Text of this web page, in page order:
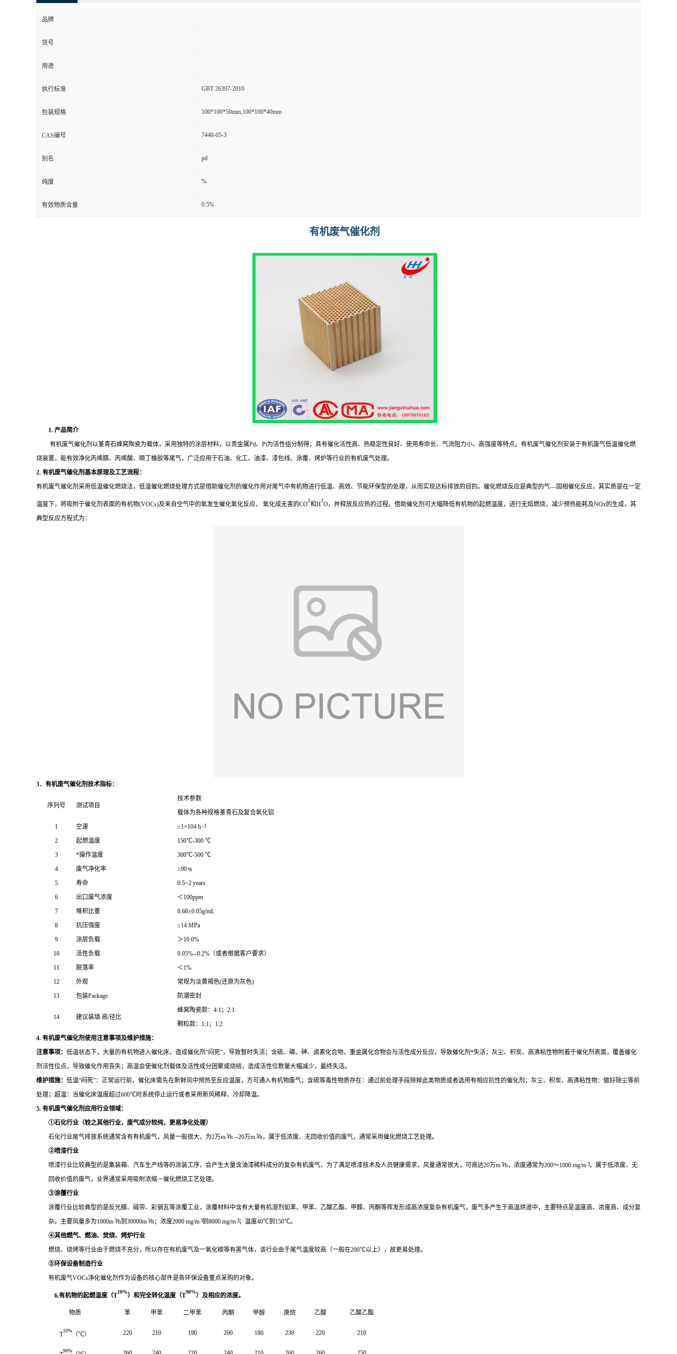
品牌
货号
用途
执行标准 GBT 26397-2010
包装规格 100*100*50mm,100*100*40mm
CAS编号 7440-05-3
别名 pd
纯度 %
有效物质含量 0.5%
有机废气催化剂
1. 产品简介
有机废气催化剂以堇青石蜂窝陶瓷为载体，采用独特的涂层材料，以贵金属Pd、Pt为活性组分制得；具有催化活性高、热稳定性良好、使用寿命长、气流阻力小、高强度等特点。有机废气催化剂安装于有机废气低温催化燃
烧装置，能有效净化丙烯腈、丙烯酸、顺丁橡胶等尾气，广泛应用于石油、化工、油漆、漆包线、涂覆、烤炉等行业的有机废气处理。
2. 有机废气催化剂基本原理及工艺流程：
有机废气催化剂采用低温催化燃烧法，低温催化燃烧处理方式是借助催化剂的催化作用对尾气中有机物进行低温、高效、节能环保型的处理，从而实现达标排放的目的。催化燃烧反应是典型的气—固相催化反应，其实质是在一定
温度下，将吸附于催化剂表面的有机物(VOCs)及来自空气中的氧发生催化氧化反应， 氧化成无害的CO
2
和H
2
O，并释放反应热的过程。借助催化剂可大幅降低有机物的起燃温度，进行无焰燃烧，减少预热能耗及NOx的生成，其
典型反应方程式为：
3．有机废气催化剂技术指标：
序列号 测试项目
技术参数
载体为各种规格堇青石及复合氧化铝
1
空速 ≥1×104 h-1
2 起燃温度
150℃-300 ℃
3
*操作温度
300℃-500 ℃
4
废气净化率
≥90﹪
5
寿命
0.5~2 years
6
出口废气浓度
＜100ppm
7
堆积比重
0.68±0.05g/mL
8
抗压强度
≥14 MPa
9
涂层负载
＞10.0%
10
活性负载
0.05%--0.2%（或者根据客户要求）
11
脱落率
＜1%
12
外观
常规为淡黄褐色(还原为灰色)
13
包装Package 防潮密封
14 建议装填 高/径比
蜂窝陶瓷款：4:1；2:1
颗粒款：1:1；1:2
4. 有机废气催化剂使用注意事项及维护措施：
注意事项： 低温状态下，大量的有机物进入催化床，造成催化剂“闷死”，导致暂时失活；含硫、磷、砷、卤素化合物、重金属化合物会与活性成分反应，导致催化剂*失活；灰尘、积炭、高沸粘性物附着于催化剂表面，覆盖催化
剂活性位点，导致催化作用丧失；高温会使催化剂载体及活性成分团聚或烧结，造成活性位数量大幅减少，最终失活。
维护措施： 低温“闷死”：正常运行前，催化床需先在新鲜风中预热至反应温度，方可通入有机物废气；含硫等毒性物质存在：通过前处理手段除掉此类物质或者选用有相应抗性的催化剂；灰尘、积炭、高沸粘性物：做好除尘等前
处理；超温：当催化床温度超过600℃时系统停止运行或者采用新风稀释、冷却降温。
5. 有机废气催化剂应用行业领域：
①石化行业（较之其他行业，废气成分较纯，更易净化处理）
石化行业尾气排放系统通常含有有机废气，风量一般很大，为2万m3/h --20万m3/h，属于低浓度、无回收价值的废气，通常采用催化燃烧工艺处理。
②喷漆行业
喷漆行业比较典型的是集装箱、汽车生产线等的涂装工序，会产生大量含油漆稀料成分的复杂有机废气，为了满足喷漆技术及人员健康需求，风量通常很大，可高达20万m3/h，浓度通常为200～1000 mg/m3，属于低浓度、无
回收价值的废气，业界通常采用吸附浓缩－催化燃烧工艺处理。
③涂覆行业
涂覆行业比较典型的是反光膜、磁带、彩钢瓦等涂覆工业，涂覆材料中含有大量有机溶剂如苯、甲苯、乙酸乙酯、甲醛、丙酮等挥发形成高浓度复杂有机废气，废气多产生于高温烘道中，主要特点是温度高、浓度高、成分复
杂。主要风量多为1000m3/h到30000m3/h；浓度2000 mg/m3到8000 mg/m3；温度40℃到150℃。
④其他燃气、燃油、焚烧、烤炉行业
燃烧、烧烤等行业由于燃烧不充分，所以存在有机废气及一氧化碳等有害气体，该行业由于尾气温度较高（一般在200℃以上），故更易处理。
⑤环保设备制造行业
有机废气VOCs净化催化剂作为设备的核心部件是各环保设备重点采购的对象。
6.有机物的起燃温度（T
10%
）和完全转化温度（T
90%
）及相应的浓度。
物质 苯 甲苯 二甲苯 丙酮 甲醇 庚烷 乙酸 乙酸乙酯
T
10%
（℃） 220 210 190 200 180 230 220 210
90%